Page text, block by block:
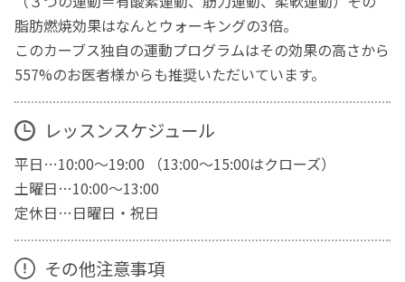
脂肪燃焼効果はなんとウォーキングの3倍。
このカーブス独自の運動プログラムはその効果の高さから
557%のお医者様からも推奨いただいています。
レッスンスケジュール
平日…10:00～19:00 （13:00～15:00はクローズ）
土曜日…10:00～13:00
定休日…日曜日・祝日
その他注意事項